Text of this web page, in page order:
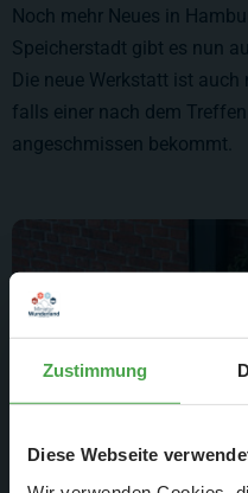
Zustimmung
Diese Webseite
Noch mehr Neues in
Speicherstadt gibt es nun
Die neue Werkstatt ist
falls einer nach dem
angeschmissen bekommt.